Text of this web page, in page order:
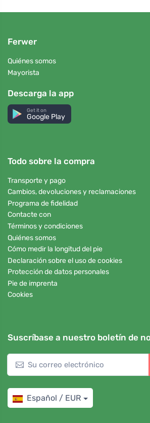
Ferwer
Quiénes somos
Mayorista
Descarga la app
Get it on
Google Play
Todo sobre la compra
Transporte y pago
Cambios, devoluciones y reclamaciones
Programa de fidelidad
Contacte con
Términos y condiciones
Quiénes somos
Cómo medir la longitud del pie
Declaración sobre el uso de cookies
Protección de datos personales
Pie de imprenta
Cookies
Suscríbase a nuestro boletín de
Español / EUR